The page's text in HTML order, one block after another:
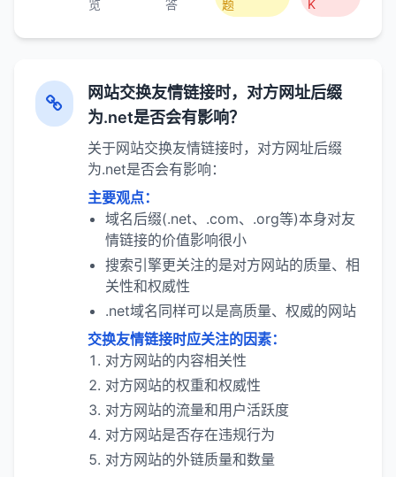
览 答 题 K
网站交换友情链接时，对方网址后缀
为.net是否会有影响？
关于网站交换友情链接时，对方网址后缀
为.net是否会有影响：
主要观点：
域名后缀(.net、.com、.org等)本身对友
情链接的价值影响很小
搜索引擎更关注的是对方网站的质量、相
关性和权威性
.net域名同样可以是高质量、权威的网站
交换友情链接时应关注的因素：
对方网站的内容相关性
对方网站的权重和权威性
对方网站的流量和用户活跃度
对方网站是否存在违规行为
对方网站的外链质量和数量